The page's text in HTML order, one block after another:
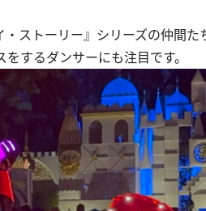
ストーリー』シリーズの仲間
するダンサーにも注目です。